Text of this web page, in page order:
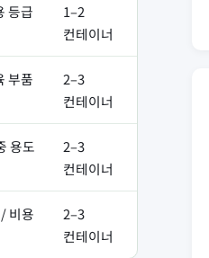
등급
1–2
컨테이너
부품
2–3
컨테이너
용도
2–3
컨테이너
비용
2–3
컨테이너